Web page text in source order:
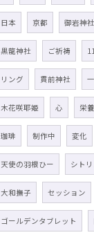
日本 京都 御岩神社
黒龍神社 ご祈祷
リング 貫前神社
木花咲耶姫 心 栄養
珈琲 制作中 変化
天使の羽根ひー シト
大和撫子 セッション
ゴールデンタブレット